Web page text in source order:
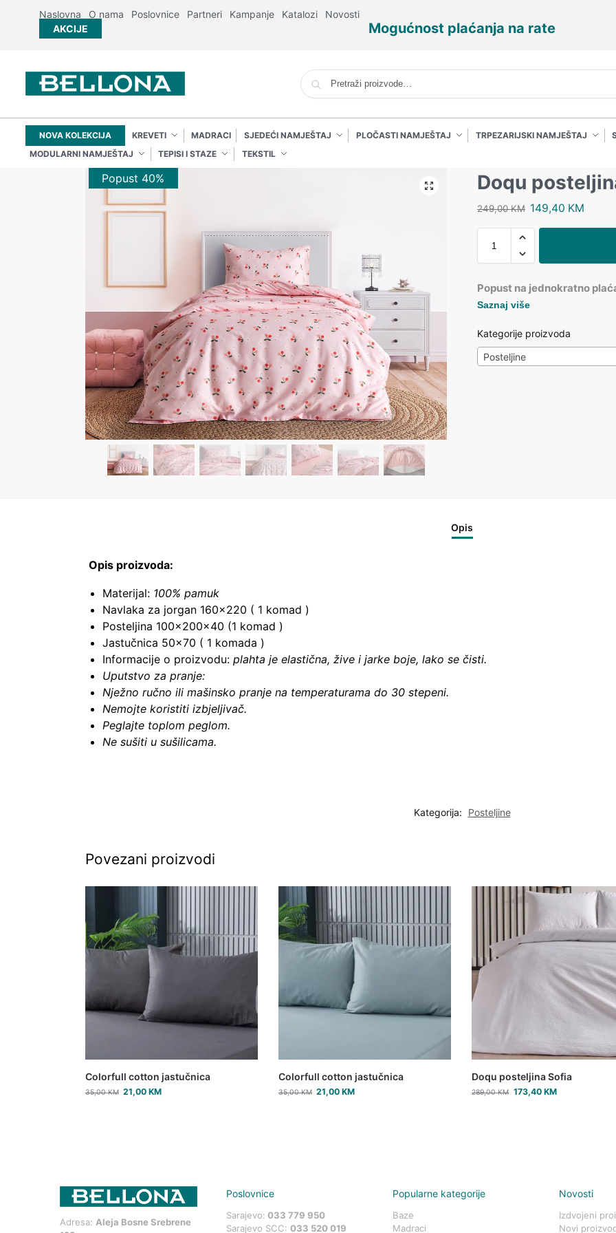
Naslovna O nama Poslovnice Partneri Kampanje Katalozi
Novosti
AKCIJE
Mogućnost plaćanja na rate
NOVA KOLEKCIJA KREVETI MADRACI SJEDEĆI NAMJEŠTAJ PLOČASTI NAMJEŠTAJ TRPEZARIJSKI NAMJEŠTAJ
MODULARNI NAMJEŠTAJ
TEPISI I STAZE TEKSTIL
Popust 40% Doqu
249,00KM 149,40 KM
Popust na jednokratno
Saznaj više
Kategorije proizvoda
Posteljine
Opis
Opis proizvoda:
Materijal: 100% pamuk
Navlaka za jorgan 160×220 ( 1 komad )
Posteljina 100×200×40 (1 komad )
Jastučnica 50×70 ( 1 komada )
Informacije o proizvodu:plahta je elastična, žive i jarke boje, lako se čisti.
Uputstvo za pranje:
Nježno ručno ili mašinsko pranje na temperaturama do 30 stepeni.
Nemojte koristiti izbjeljivač.
Peglajte toplom peglom.
Ne sušiti u sušilicama.
Kategorija: Posteljine
Povezani proizvodi
Colorfull cotton jastučnica
35,00KM 21,00KM
Colorfull cotton jastučnica
35,00KM 21,00KM
Doqu posteljina Sofia
289,00KM 173,40 KM
Adresa: Aleja Bosne Srebrene
Poslovnice
Sarajevo: 033 779 950
Sarajevo SCC:033 520 019
Popularne kategorije
Baze
Madraci
Novosti
Izdvojeni
Novi